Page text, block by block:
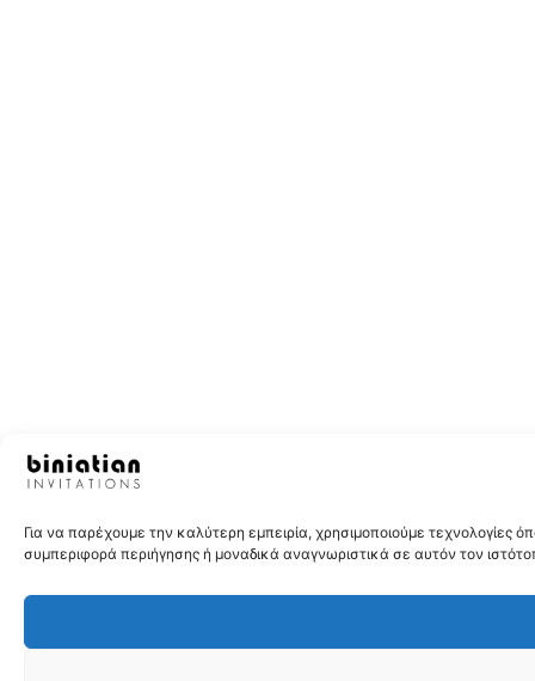
Για να παρέχουμε την καλύτερη εμπειρία, χρησιμοποιούμε
συμπεριφορά περιήγησης ή μοναδικά αναγνωριστικά σε αυτόν τον